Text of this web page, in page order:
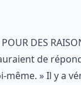
des
de
même. » Il y a